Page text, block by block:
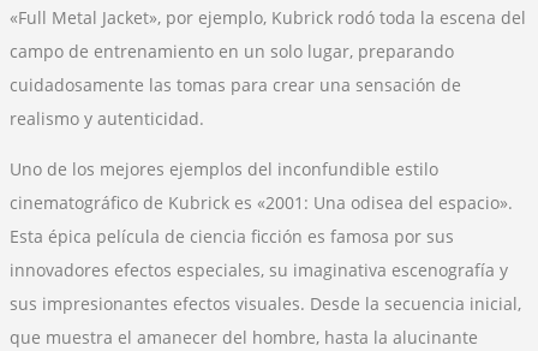
«Full Metal Jacket», por ejemplo, Kubrick rodó toda la escena del
campo de entrenamiento en un solo lugar, preparando
cuidadosamente las tomas para crear una sensación de
realismo y autenticidad.
Uno de los mejores ejemplos del inconfundible estilo
cinematográfico de Kubrick es «2001: Una odisea del espacio».
Esta épica película de ciencia ficción es famosa por sus
innovadores efectos especiales, su imaginativa escenografía y
sus impresionantes efectos visuales. Desde la secuencia inicial,
que muestra el amanecer del hombre, hasta la alucinante